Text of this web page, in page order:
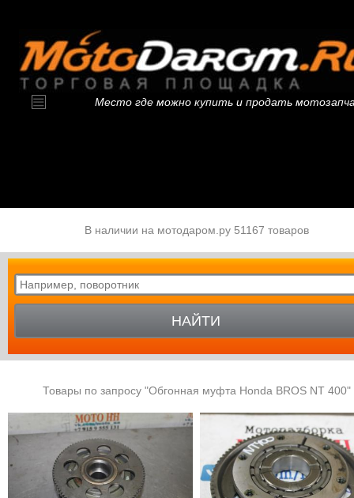
Место где можно купить и продать
В наличии на мотодаром.ру 51167 товаров
НАЙТИ
Товары по запросу "Обгонная муфта Honda BROS NT 400"